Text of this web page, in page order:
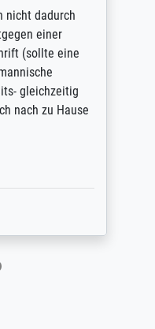
dadurch
einer
(sollte eine
gleichzeitig
nach zu Hause